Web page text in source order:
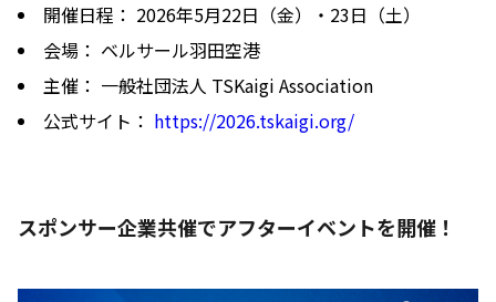
開催日程： 2026年5月22日（金）・23日（土）
会場： ベルサール羽田空港
主催： 一般社団法人 TSKaigi Association
公式サイト： https://2026.tskaigi.org/
スポンサー企業共催でアフターイベントを開催！